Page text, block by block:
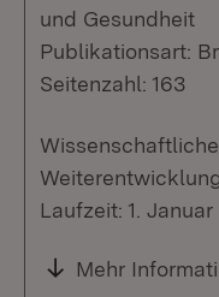
und Gesundheit
Publikationsart:
Seitenzahl: 163
Laufzeit: 1.
Mehr